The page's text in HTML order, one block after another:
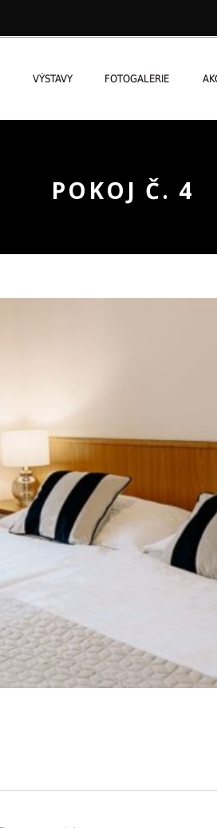
VÝSTAVY FOTOGALERIE
POKOJ Č. 4